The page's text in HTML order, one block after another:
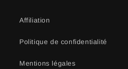
Affiliation
Politique de confidentialité
Mentions légales